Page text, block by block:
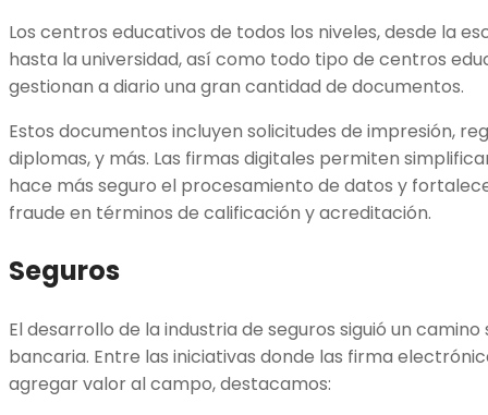
Los centros educativos de todos los niveles, desde la
hasta la universidad, así como todo tipo de centros
gestionan a diario una gran cantidad de documentos.
Estos documentos incluyen solicitudes de impresión,
diplomas, y más. Las firmas digitales permiten
hace más seguro el procesamiento de datos y
fraude en términos de calificación y acreditación.
Seguros
El desarrollo de la industria de seguros siguió un
bancaria. Entre las iniciativas donde las firma
agregar valor al campo, destacamos: